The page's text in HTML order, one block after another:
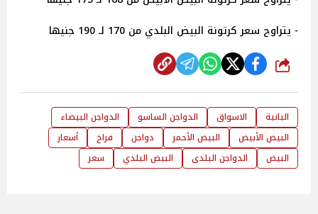
- يتراوح سعر كرتونة البيض البلدي من 170 لـ 190 جنيها
شارك
البانية الاسواق الدواجن الساسو
الدواجن البيضاء
البيض الأبيض
البيض الأحمر دواجن فراخ
أسعار
البيض
الدواجن البلدى البيض البلدي سعر